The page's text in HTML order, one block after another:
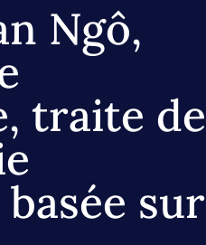
Ngô,
traite de
sur